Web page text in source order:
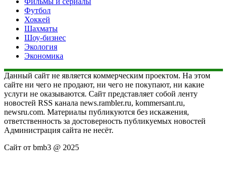
Футбол
Хоккей
Шахматы
Шоу-бизнес
Экология
Экономика
Данный сайт не является коммерческим проектом. На этом
сайте ни чего не продают, ни чего не покупают, ни какие
услуги не оказываются. Сайт представляет собой ленту
новостей RSS канала news.rambler.ru, kommersant.ru,
newsru.com. Материалы публикуются без искажения,
ответственность за достоверность публикуемых новостей
Администрация сайта не несёт.
Сайт от bmb3 @ 2025